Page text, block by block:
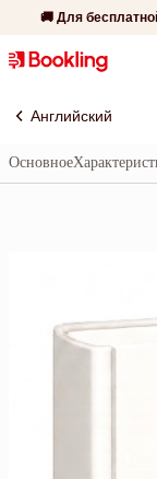
🚚 Для
Английский
Основное